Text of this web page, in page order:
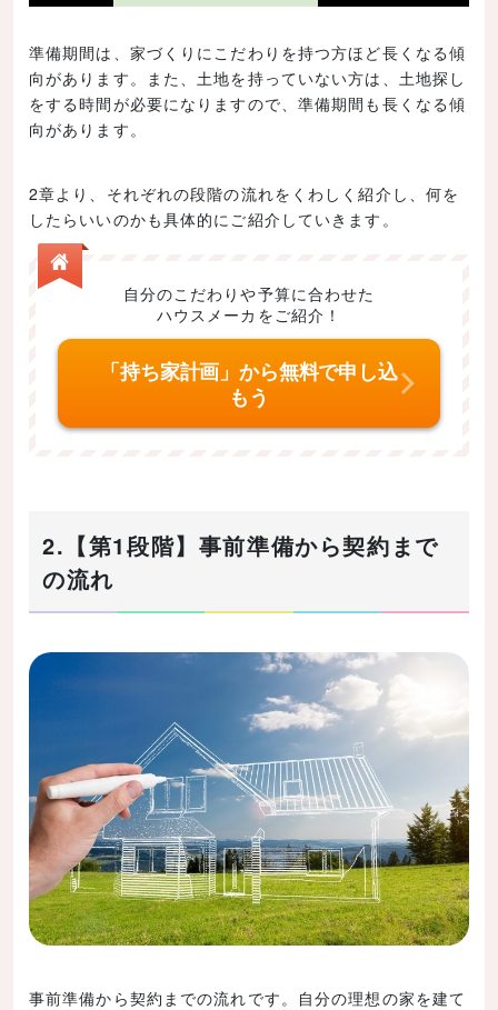
準備期間は、家づくりにこだわりを持つ方ほど長くなる傾
向があります。また、土地を持っていない方は、土地探し
をする時間が必要になりますので、準備期間も長くなる傾
向があります。
2章より、それぞれの段階の流れをくわしく紹介し、何を
したらいいのかも具体的にご紹介していきます。
自分のこだわりや予算に合わせた
ハウスメーカをご紹介！
「持ち家計画」から無料で申し込
もう
2.【第1段階】事前準備から契約まで
の流れ
事前準備から契約までの流れです。自分の理想の家を建て